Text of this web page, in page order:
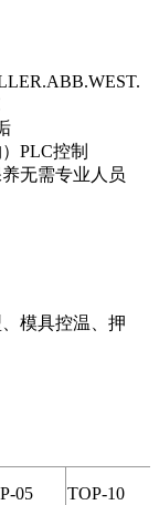
PLC控制
无需专业人员
模具控温、押
05 TOP-10